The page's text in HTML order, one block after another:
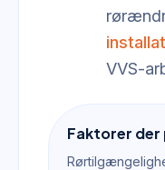
VVS-
Faktorer der